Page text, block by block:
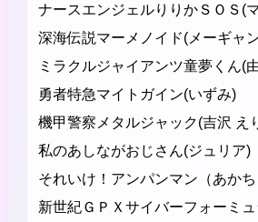
ナースエンジェルりりかＳＯＳ(
深海伝説マーメノイド(メーギャ
ミラクルジャイアンツ童夢くん(
勇者特急マイトガイン(いずみ)
機甲警察メタルジャック(吉沢 え
私のあしながおじさん(ジュリア)
それいけ！アンパンマン（あかち
新世紀ＧＰＸサイバーフォーミ